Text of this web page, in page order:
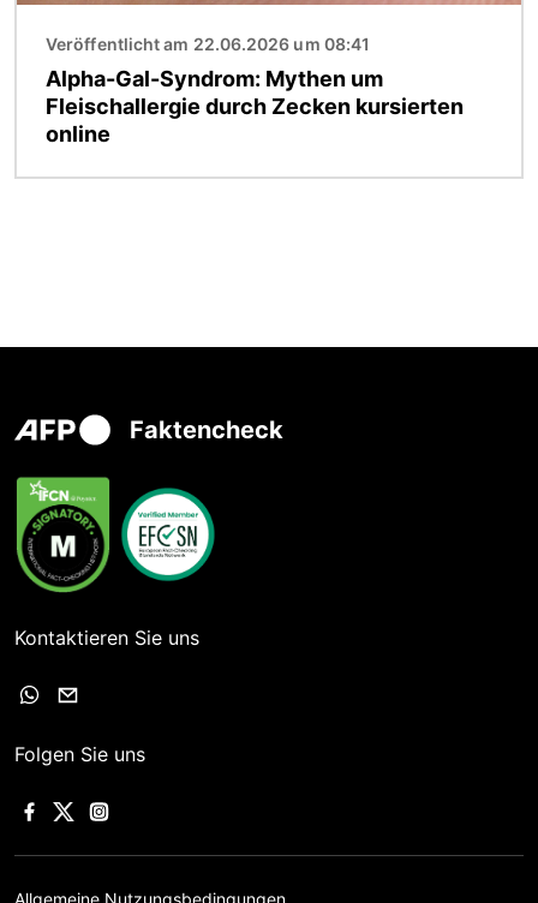
Veröffentlicht am 22.06.2026 um 08:41
Alpha-Gal-Syndrom: Mythen um
Fleischallergie durch Zecken kursierten
online
Faktencheck
Kontaktieren Sie uns
Folgen Sie uns